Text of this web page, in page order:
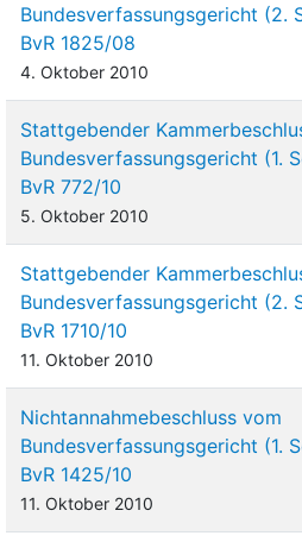
Bundesverfassungsgericht (2.
BvR 1825/08
4. Oktober 2010
Stattgebender
Bundesverfassungsgericht (1.
BvR 772/10
5. Oktober 2010
Stattgebender
Bundesverfassungsgericht (2.
BvR 1710/10
11. Oktober 2010
Nichtannahmebeschluss vom
Bundesverfassungsgericht (1.
BvR 1425/10
11. Oktober 2010